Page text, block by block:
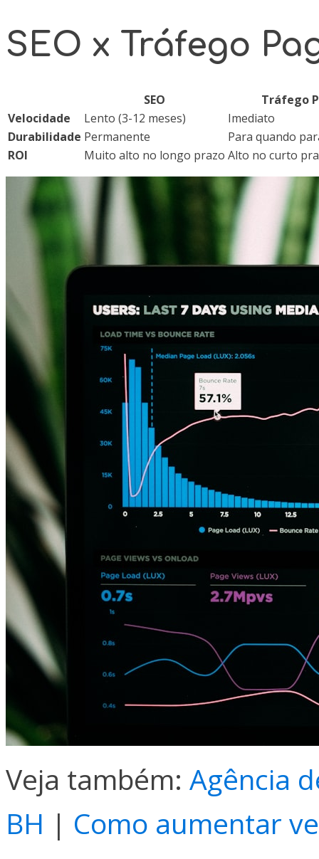
SEO x Tráfego
SEO
Tráfego
Velocidade
Lento (3-12 meses)
Imediato
Durabilidade Permanente
Para quando
ROI
Muito alto no longo prazo Alto no curto
Veja também: Agência
BH | Como aumentar